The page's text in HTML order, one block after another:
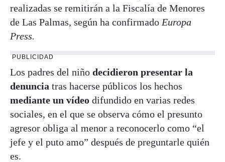
realizadas se remitirán a la Fiscalía de Menores
de Las Palmas, según ha confirmado Europa
Press.
PUBLICIDAD
Los padres del niño decidieron presentar la
denuncia tras hacerse públicos los hechos
mediante un vídeo difundido en varias redes
sociales, en el que se observa cómo el presunto
agresor obliga al menor a reconocerlo como “el
jefe y el puto amo” después de preguntarle quién
es.